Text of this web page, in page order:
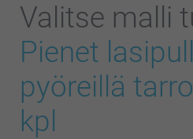
Valitse malli
Pienet
pyöreillä
kpl